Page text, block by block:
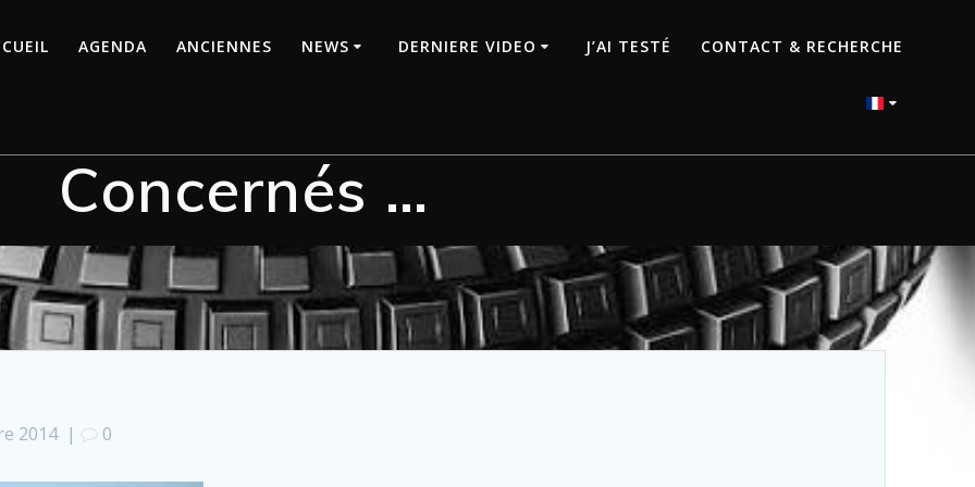
AGENDA ANCIENNES NEWS DERNIERE VIDEO J’AI TESTÉ CONTACT & RECHERCHE
Concernés …
2014| 0